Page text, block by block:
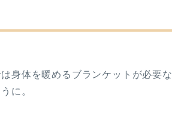
身体を暖めるブランケットが必要な
に。